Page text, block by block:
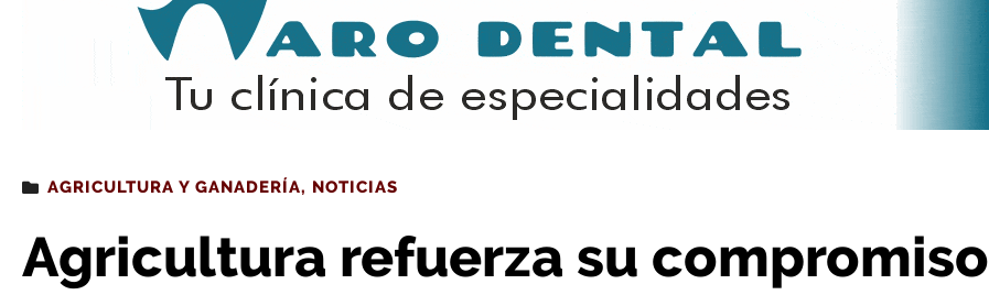
Estás leyendo : Agricultura refuerza su compromiso con CPAER para fomentar la producción ecológica en La Rioja
AGRICULTURA Y GANADERÍA, NOTICIAS
Agricultura refuerza su compromiso